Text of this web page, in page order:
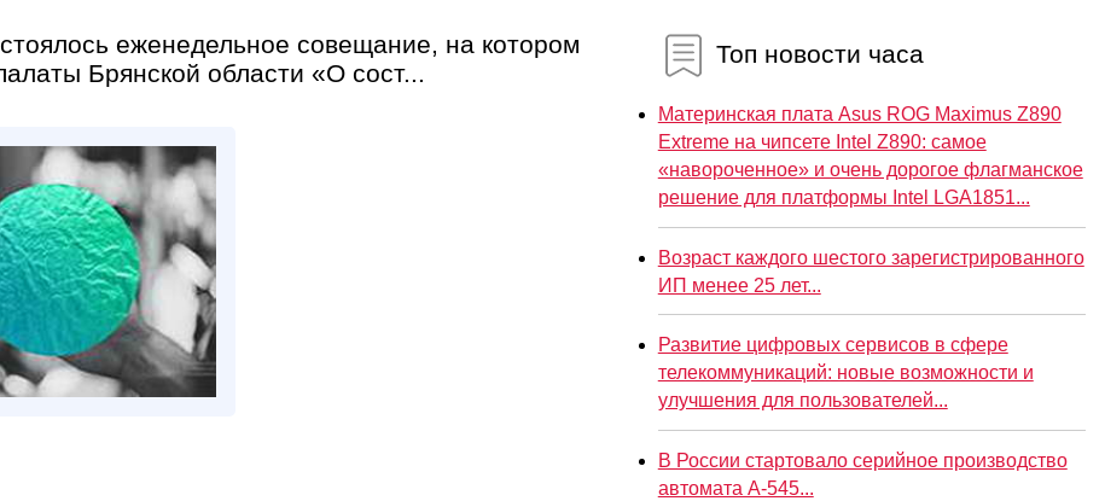
еженедельное совещание, на котором
Брянской области «О сост...
Топ новости часа
Материнская плата Asus ROG Maximus Z890
Extreme на чипсете Intel Z890: самое
«навороченное» и очень дорогое флагманское
решение для платформы Intel LGA1851...
Возраст каждого шестого зарегистрированного
ИП менее 25 лет...
Развитие цифровых сервисов в сфере
телекоммуникаций: новые возможности и
улучшения для пользователей...
В России стартовало серийное производство
автомата А-545...